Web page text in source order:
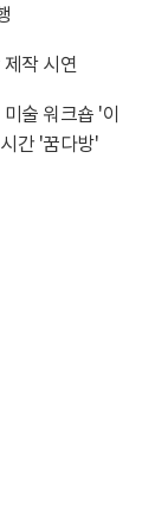
작 시연
술 워크숍 '이
간 '꿈다방'